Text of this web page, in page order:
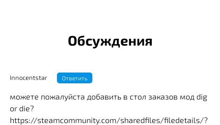
Обсуждения
Innocentstar Ответить
можете пожалуйста добавить в стол заказов мод dig
or die?
https://steamcommunity.com/sharedfiles/filedetails/?